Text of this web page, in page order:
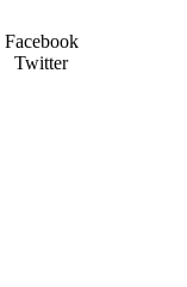
Facebook
Twitter